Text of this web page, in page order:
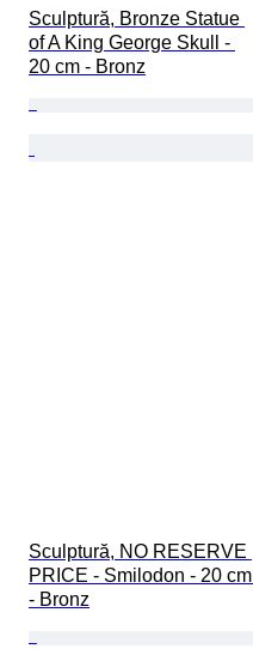
Sculptură, Bronze Statue
of A King George Skull -
20 cm - Bronz
Sculptură, NO RESERVE
PRICE - Smilodon - 20 cm
- Bronz